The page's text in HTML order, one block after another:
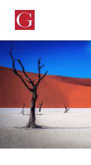
contenuto